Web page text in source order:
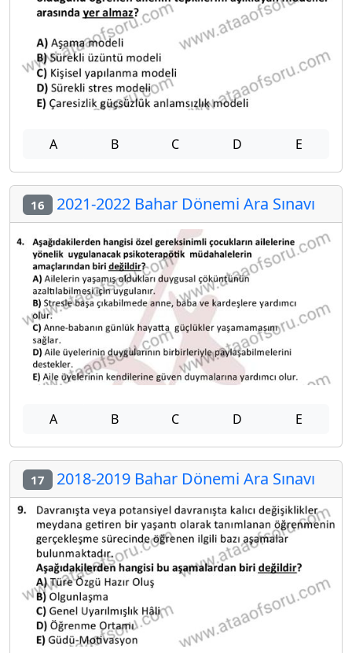
A B C D E
16 2021-2022 Bahar Dönemi Ara Sınavı
A B C D E
17 2018-2019 Bahar Dönemi Ara Sınavı